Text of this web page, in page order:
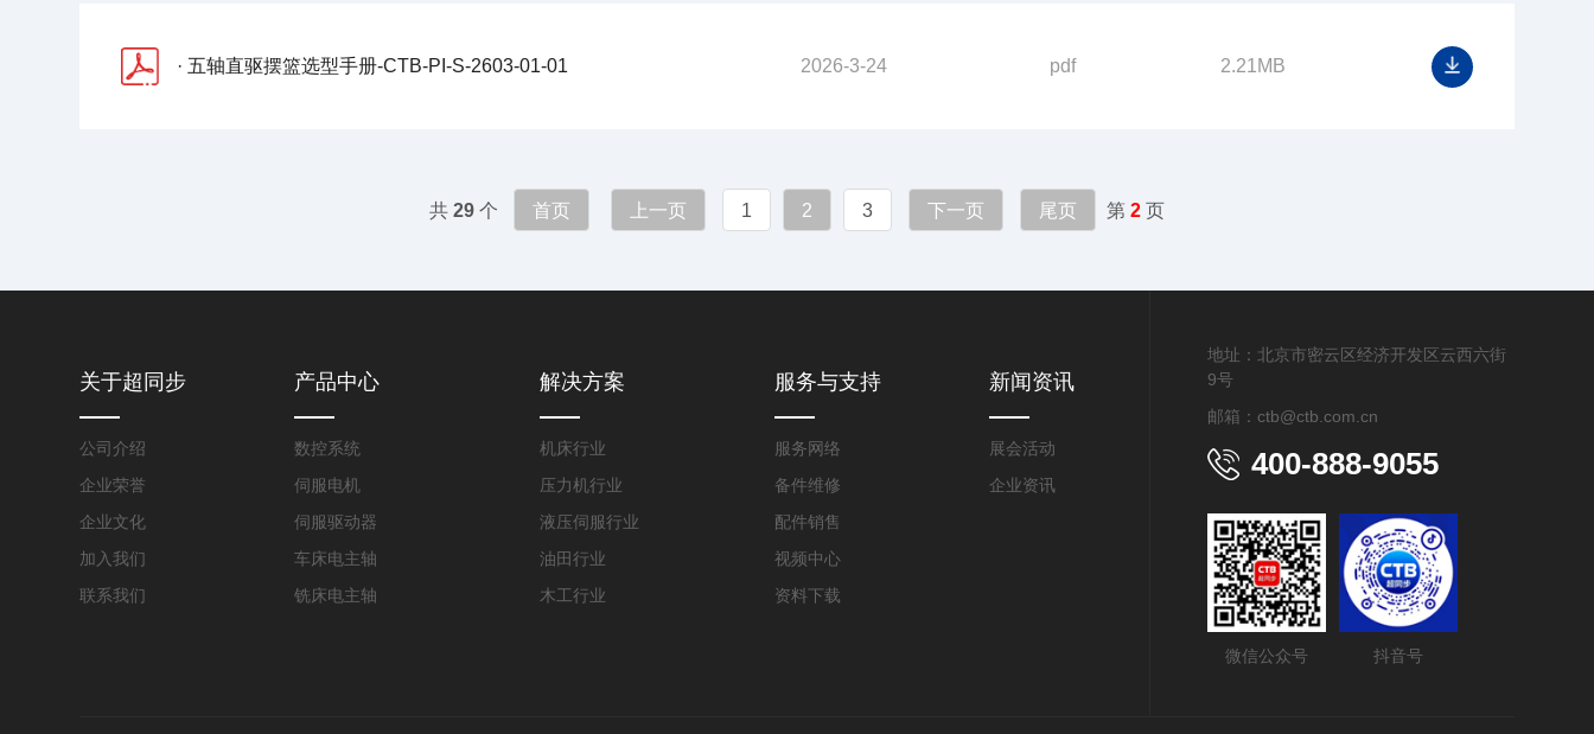
· 五轴直驱摆篮选型手册-CTB-PI-S-2603-01-01 2026-3-24 pdf 2.21MB
共 29 个 首页 上一页 1 2 3 下一页 尾页 第 2 页
关于超同步
公司介绍
企业荣誉
企业文化
加入我们
联系我们
产品中心
数控系统
伺服电机
伺服驱动器
车床电主轴
铣床电主轴
解决方案
机床行业
压力机行业
液压伺服行业
油田行业
木工行业
服务与支持
服务网络
备件维修
配件销售
视频中心
资料下载
新闻资讯
展会活动
企业资讯
地址：北京市密云区经济开发区云西六街
9号
邮箱：ctb@ctb.com.cn
400-888-9055
微信公众号 抖音号